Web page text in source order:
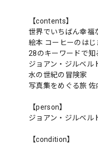
【contents】
世界でいちばん幸福
絵本 コーヒーのはじ
28のキーワードで知
ジョアン・ジルベル
水の世紀の冒険家
写真集をめぐる旅 佐
【person】
ジョアン・ジルベ
【condition】